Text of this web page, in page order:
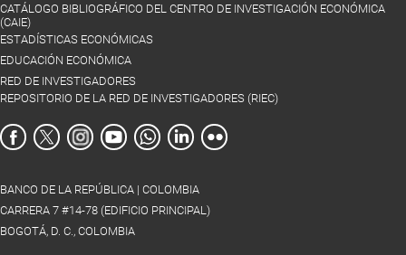
CATÁLOGO BIBLIOGRÁFICO DEL CENTRO DE INVESTIGACIÓN ECONÓMICA
(CAIE)
ESTADÍSTICAS ECONÓMICAS
EDUCACIÓN ECONÓMICA
RED DE INVESTIGADORES
REPOSITORIO DE LA RED DE INVESTIGADORES (RIEC)
BANCO DE LA REPÚBLICA | COLOMBIA
CARRERA 7 #14-78 (EDIFICIO PRINCIPAL)
BOGOTÁ, D. C., COLOMBIA